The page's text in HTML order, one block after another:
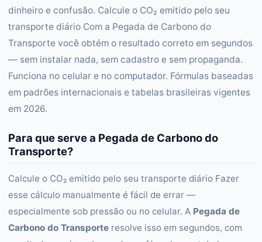
dinheiro e confusão. Calcule o CO₂ emitido pelo seu
transporte diário Com a Pegada de Carbono do
Transporte você obtém o resultado correto em segundos
— sem instalar nada, sem cadastro e sem propaganda.
Funciona no celular e no computador. Fórmulas baseadas
em padrões internacionais e tabelas brasileiras vigentes
em 2026.
Para que serve a Pegada de Carbono do
Transporte?
Calcule o CO₂ emitido pelo seu transporte diário Fazer
esse cálculo manualmente é fácil de errar —
especialmente sob pressão ou no celular. A Pegada de
Carbono do Transporte resolve isso em segundos, com